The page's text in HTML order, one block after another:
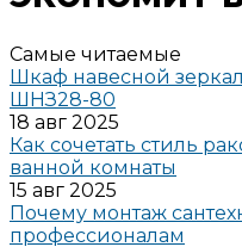
Самые читаемые
Шкаф навесной
ШНЗ28-80
18 авг 2025
Как сочетать стиль
ванной комнаты
15 авг 2025
Почему монтаж
профессионалам